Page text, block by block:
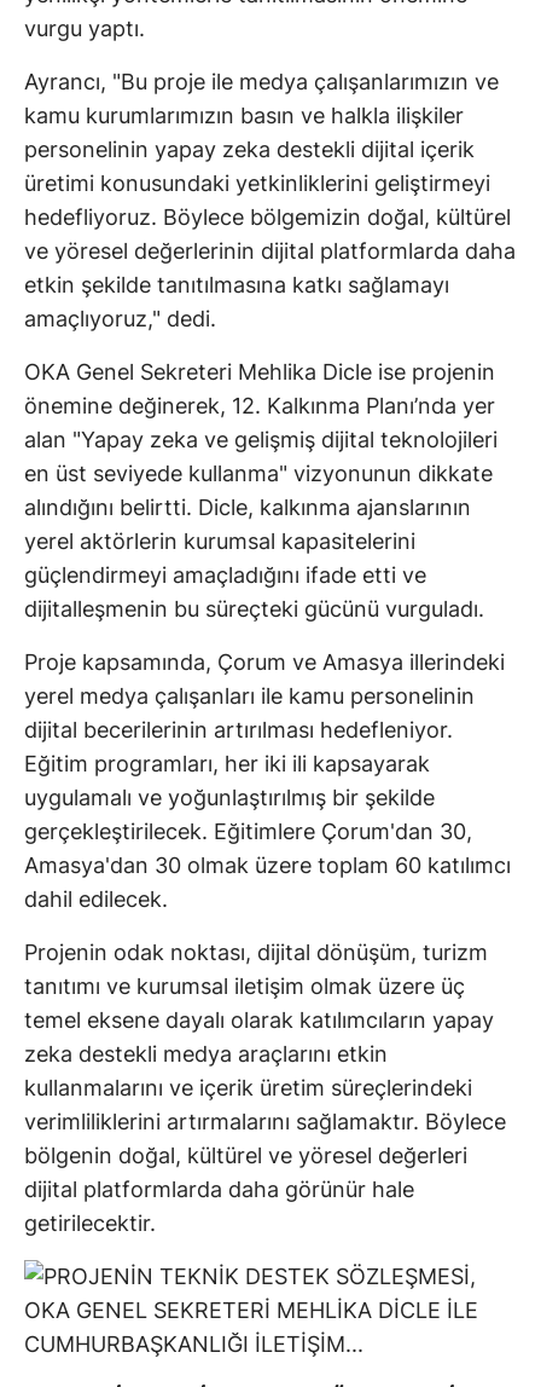
vurgu yaptı.
Ayrancı, "Bu proje ile medya çalışanlarımızın ve
kamu kurumlarımızın basın ve halkla ilişkiler
personelinin yapay zeka destekli dijital içerik
üretimi konusundaki yetkinliklerini geliştirmeyi
hedefliyoruz. Böylece bölgemizin doğal, kültürel
ve yöresel değerlerinin dijital platformlarda daha
etkin şekilde tanıtılmasına katkı sağlamayı
amaçlıyoruz," dedi.
OKA Genel Sekreteri Mehlika Dicle ise projenin
önemine değinerek, 12. Kalkınma Planı’nda yer
alan "Yapay zeka ve gelişmiş dijital teknolojileri
en üst seviyede kullanma" vizyonunun dikkate
alındığını belirtti. Dicle, kalkınma ajanslarının
yerel aktörlerin kurumsal kapasitelerini
güçlendirmeyi amaçladığını ifade etti ve
dijitalleşmenin bu süreçteki gücünü vurguladı.
Proje kapsamında, Çorum ve Amasya illerindeki
yerel medya çalışanları ile kamu personelinin
dijital becerilerinin artırılması hedefleniyor.
Eğitim programları, her iki ili kapsayarak
uygulamalı ve yoğunlaştırılmış bir şekilde
gerçekleştirilecek. Eğitimlere Çorum'dan 30,
Amasya'dan 30 olmak üzere toplam 60 katılımcı
dahil edilecek.
Projenin odak noktası, dijital dönüşüm, turizm
tanıtımı ve kurumsal iletişim olmak üzere üç
temel eksene dayalı olarak katılımcıların yapay
zeka destekli medya araçlarını etkin
kullanmalarını ve içerik üretim süreçlerindeki
verimliliklerini artırmalarını sağlamaktır. Böylece
bölgenin doğal, kültürel ve yöresel değerleri
dijital platformlarda daha görünür hale
getirilecektir.